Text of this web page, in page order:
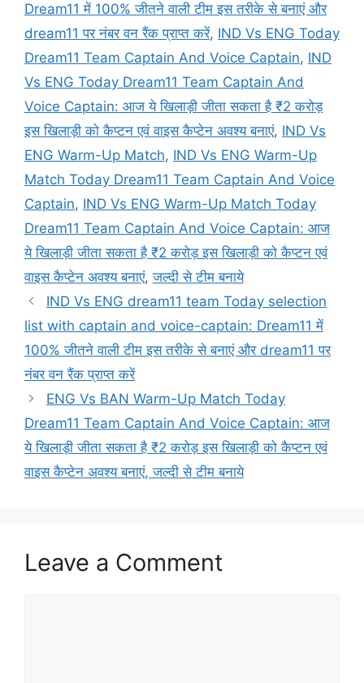
Dream11 में 100% जीतने वाली टीम इस तरीके से बनाएं और
dream11 पर नंबर वन रैंक प्राप्त करें, IND Vs ENG Today
Dream11 Team Captain And Voice Captain, IND
Vs ENG Today Dream11 Team Captain And
Voice Captain: आज ये खिलाड़ी जीता सकता है ₹2 करोड़
इस खिलाड़ी को कैप्टन एवं वाइस कैप्टेन अवश्य बनाएं, IND Vs
ENG Warm-Up Match, IND Vs ENG Warm-Up
Match Today Dream11 Team Captain And Voice
Captain, IND Vs ENG Warm-Up Match Today
Dream11 Team Captain And Voice Captain: आज
ये खिलाड़ी जीता सकता है ₹2 करोड़ इस खिलाड़ी को कैप्टन एवं
वाइस कैप्टेन अवश्य बनाएं,जल्दी से टीम बनाये
IND Vs ENG dream11 team Today selection
list with captain and voice-captain: Dream11 में
100% जीतने वाली टीम इस तरीके से बनाएं और dream11 पर
नंबर वन रैंक प्राप्त करें
ENG Vs BAN Warm-Up Match Today
Dream11 Team Captain And Voice Captain: आज
ये खिलाड़ी जीता सकता है ₹2 करोड़ इस खिलाड़ी को कैप्टन एवं
वाइस कैप्टेन अवश्य बनाएं, जल्दी से टीम बनाये
Leave a Comment